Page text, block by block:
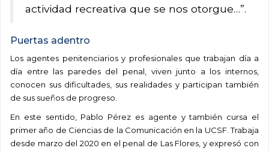
actividad recreativa que se nos otorgue…”.
Puertas adentro
Los agentes penitenciarios y profesionales que trabajan día a
día entre las paredes del penal, viven junto a los internos,
conocen sus dificultades, sus realidades y participan también
de sus sueños de progreso.
En este sentido, Pablo Pérez es agente y también cursa el
primer año de Ciencias de la Comunicación en la UCSF. Trabaja
desde marzo del 2020 en el penal de Las Flores, y expresó con